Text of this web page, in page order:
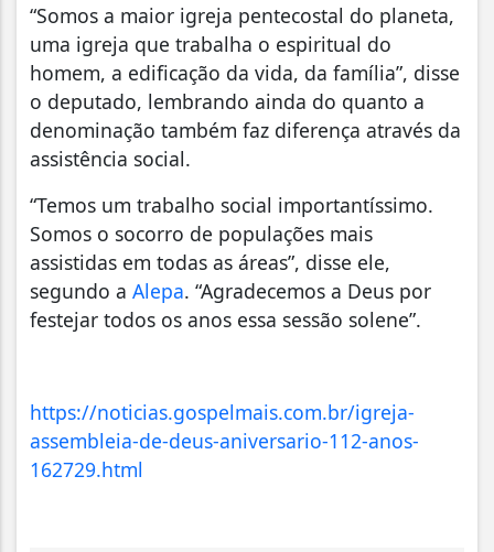
“Somos a maior igreja pentecostal do planeta,
uma igreja que trabalha o espiritual do
homem, a edificação da vida, da família”, disse
o deputado, lembrando ainda do quanto a
denominação também faz diferença através da
assistência social.
“Temos um trabalho social importantíssimo.
Somos o socorro de populações mais
assistidas em todas as áreas”, disse ele,
segundo a Alepa. “Agradecemos a Deus por
festejar todos os anos essa sessão solene”.
https://noticias.gospelmais.com.br/igreja-
assembleia-de-deus-aniversario-112-anos-
162729.html